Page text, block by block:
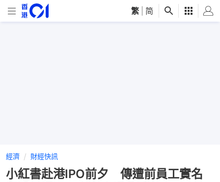
繁 简
經濟 財經快訊
小紅書赴港IPO前夕 傳遭前員工實名